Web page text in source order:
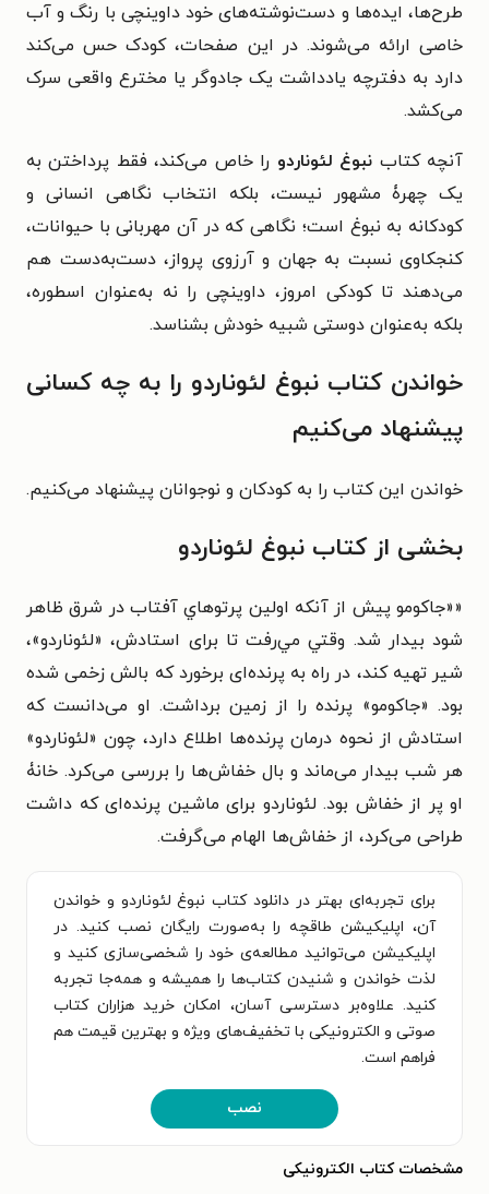
طرح‌ها، ایده‌ها و دست‌نوشته‌های خود داوینچی با رنگ و آب
خاصی ارائه می‌شوند. در این صفحات، کودک حس می‌کند
دارد به دفترچه یادداشت یک جادوگر یا مخترع واقعی سرک
می‌کشد.
آنچه کتاب نبوغ لئوناردو را خاص می‌کند، فقط پرداختن به
یک چهرۀ مشهور نیست، بلکه انتخاب نگاهی انسانی و
کودکانه به نبوغ است؛ نگاهی که در آن مهربانی با حیوانات،
کنجکاوی نسبت به جهان و آرزوی پرواز، دست‌به‌دست هم
می‌دهند تا کودکی امروز، داوینچی را نه به‌عنوان اسطوره‌‌،
بلکه به‌عنوان دوستی شبیه خودش بشناسد.
خواندن کتاب نبوغ لئوناردو را به چه کسانی
پیشنهاد می‌کنیم
خواندن این کتاب را به کودکان و نوجوانان پیشنهاد می‌کنیم.
بخشی از کتاب نبوغ لئوناردو
««جاکومو پيش از آنکه اولين پرتوهاي آفتاب در شرق ظاهر
شود بيدار شد. وقتي مي‌رفت تا برای استادش، «لئوناردو»،
شير تهيه کند، در راه به پرنده‌ای برخورد که بالش زخمی شده
بود. «جاکومو» پرنده را از زمين برداشت. او می‌دانست که
استادش از نحوه درمان پرنده‌ها اطلاع دارد، چون «لئوناردو»
هر شب بيدار می‌ماند و بال خفاش‌ها را بررسی می‌کرد. خانۀ
او پر از خفاش بود. لئوناردو برای ماشین پرنده‌ای که داشت
طراحی می‌کرد، از خفاش‌ها الهام می‌گرفت.
برای تجربه‌ای بهتر در دانلود کتاب نبوغ لئوناردو و خواندن
آن، اپلیکیشن طاقچه را به‌صورت رایگان نصب کنید. در
اپلیکیشن می‌توانید مطالعه‌ی خود را شخصی‌سازی کنید و
لذت خواندن و شنیدن کتاب‌ها را همیشه و همه‌جا تجربه
کنید. علاوه‌بر دسترسی آسان، امکان خرید هزاران کتاب
صوتی و الکترونیکی با تخفیف‌های ویژه و بهترین قیمت هم
فراهم است.
نصب
مشخصات کتاب الکترونیکی